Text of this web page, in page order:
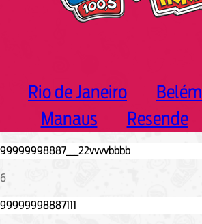
Rio de Janeiro Belém
Manaus
Resende
6